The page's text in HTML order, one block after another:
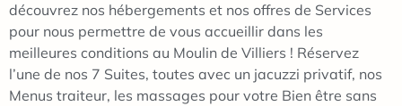
découvrez nos hébergements et nos offres de Services
pour nous permettre de vous accueillir dans les
meilleures conditions au Moulin de Villiers ! Réservez
l’une de nos 7 Suites, toutes avec un jacuzzi privatif, nos
Menus traiteur, les massages pour votre Bien être sans